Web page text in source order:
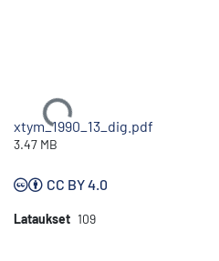
Ladataan...
xtym_1990_13_dig.pdf
3.47 MB
CC BY 4.0
Lataukset 109